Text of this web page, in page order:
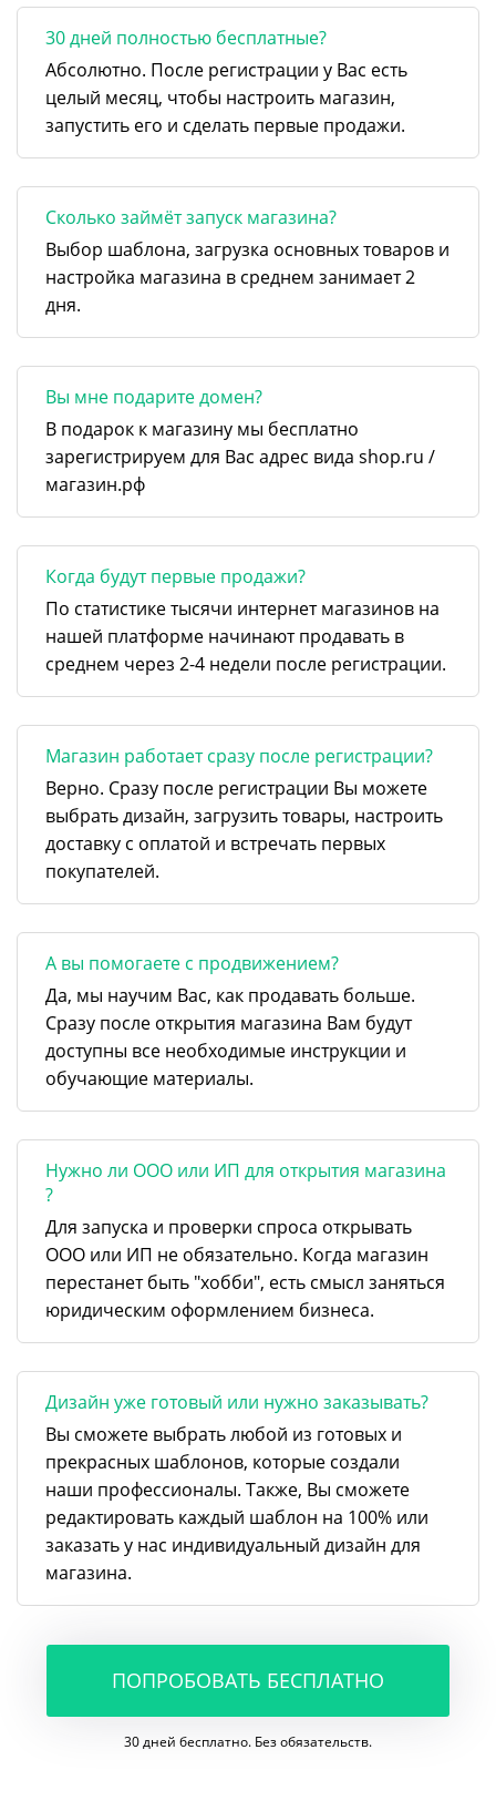
30 дней полностью бесплатные?
Абсолютно. После регистрации у Вас есть
целый месяц, чтобы настроить магазин,
запустить его и сделать первые продажи.
Сколько займёт запуск магазина?
Выбор шаблона, загрузка основных товаров и
настройка магазина в среднем занимает 2
дня.
Вы мне подарите домен?
В подарок к магазину мы бесплатно
зарегистрируем для Вас адрес вида shop.ru /
магазин.рф
Когда будут первые продажи?
По статистике тысячи интернет магазинов на
нашей платформе начинают продавать в
среднем через 2-4 недели после регистрации.
Магазин работает сразу после регистрации?
Верно. Сразу после регистрации Вы можете
выбрать дизайн, загрузить товары, настроить
доставку с оплатой и встречать первых
покупателей.
А вы помогаете с продвижением?
Да, мы научим Вас, как продавать больше.
Сразу после открытия магазина Вам будут
доступны все необходимые инструкции и
обучающие материалы.
Нужно ли ООО или ИП для открытия магазина
?
Для запуска и проверки спроса открывать
ООО или ИП не обязательно. Когда магазин
перестанет быть "хобби", есть смысл заняться
юридическим оформлением бизнеса.
Дизайн уже готовый или нужно заказывать?
Вы сможете выбрать любой из готовых и
прекрасных шаблонов, которые создали
наши профессионалы. Также, Вы сможете
редактировать каждый шаблон на 100% или
заказать у нас индивидуальный дизайн для
магазина.
ПОПРОБОВАТЬ БЕСПЛАТНО
30 дней бесплатно. Без обязательств.